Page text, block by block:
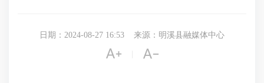
日期：2024-08-27 16:53 来源：明溪县融媒体中心
 